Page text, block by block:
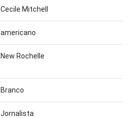
Cecile Mitchell
americano
New Rochelle
Branco
Jornalista